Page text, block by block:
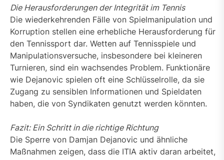
Die Herausforderungen der Integrität im Tennis
Die wiederkehrenden Fälle von Spielmanipulation und
Korruption stellen eine erhebliche Herausforderung für
den Tennissport dar. Wetten auf Tennisspiele und
Manipulationsversuche, insbesondere bei kleineren
Turnieren, sind ein wachsendes Problem. Funktionäre
wie Dejanovic spielen oft eine Schlüsselrolle, da sie
Zugang zu sensiblen Informationen und Spieldaten
haben, die von Syndikaten genutzt werden könnten.
Fazit: Ein Schritt in die richtige Richtung
Die Sperre von Damjan Dejanovic und ähnliche
Maßnahmen zeigen, dass die ITIA aktiv daran arbeitet,